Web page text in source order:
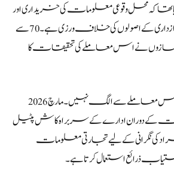
تھا کہ محل وقوعی معلومات کی خریداری اور
استعمال وفاقی قوانین اور رازداری کے اصولوں کی خلاف ورزی ہے۔ 70 سے
سازوں نے اس معاملے کی تحقیقات کا
وفاقی تحقیقاتی ادارہ بھی اس معاملے سے الگ نہیں۔ مارچ 2026
دوران ادارے کے سربراہ کاش پٹیل
کی نگرانی کے لیے تجارتی معلومات
ذرائع استعمال کرتا ہے۔